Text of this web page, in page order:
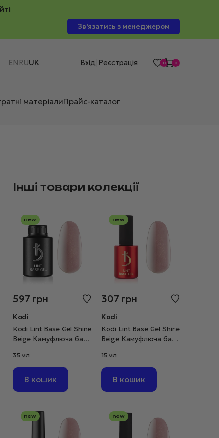
Зв'язатись з менеджером
EN RUUK Вхід Реєстрація 0 0
матеріалиПрайс-каталог
Інші товари колекції
new
597 грн
Kodi
Kodi Lint Base Gel Shine
Beige Камуфлюча база
з шимером, 35 мл
35 мл
В кошик
new
307 грн
Kodi
Kodi Lint Base Gel Shine
Beige Камуфлюча база
з шимером, 15 мл
15 мл
В кошик
new new